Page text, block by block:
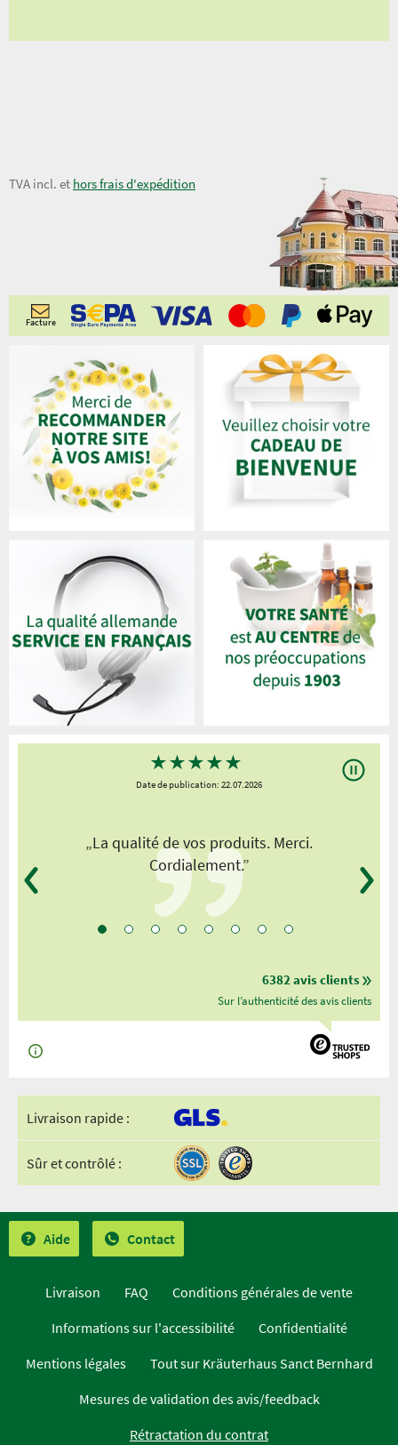
16,50 €
TVA incl. et hors frais d'expédition
Facture
★★★★★
Date de publication: 22.07.2026
„La qualité de vos produits. Merci.
Cordialement.”
6382 avis clients
Sur l’authenticité des avis clients
Livraison rapide :
Sûr et contrôlé :
Aide Contact
Livraison FAQ
Conditions générales de vente
Informations sur l'accessibilité
Confidentialité
Mentions légales
Tout sur Kräuterhaus Sanct Bernhard
Mesures de validation des avis/feedback
Rétractation du contrat